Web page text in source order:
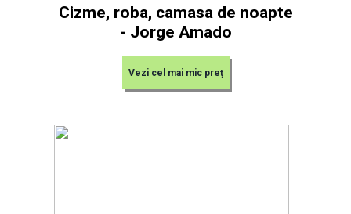
Cizme, roba, camasa de noapte
- Jorge Amado
Vezi cel mai mic preț